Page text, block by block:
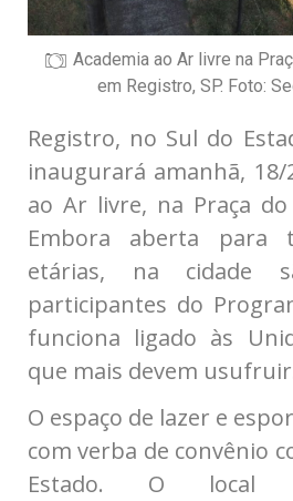
Academia ao Ar livre na
em Registro, SP. Foto:
Registro, no Sul do
inaugurará amanhã, 18/
ao Ar livre, na Praça do
Embora aberta para
etárias, na cidade
participantes do
funciona ligado às
que mais devem
O espaço de lazer e
com verba de convênio
Estado. O local